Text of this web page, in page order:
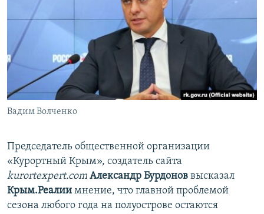
Вадим Волченко
Председатель общественной организации
«Курортный Крым», создатель сайта
kurortexpert.com Александр Бурдонов высказал
Крым.Реалии мнение, что главной проблемой
сезона любого года на полуострове остаются